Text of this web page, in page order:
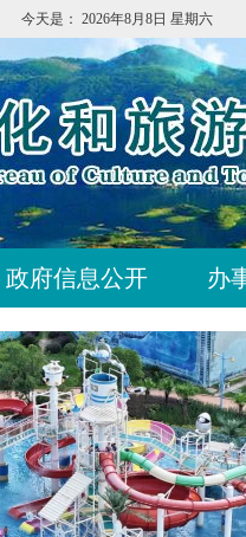
今天是： 2026年8月8日 星期六
政府信息公开 办